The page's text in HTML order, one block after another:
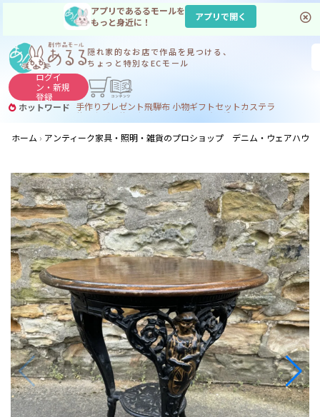
アプリであるるモールを
もっと身近に！
アプリで開く
隠れ家的なお店で作品を見つける、
ちょっと特別なECモール
ログイ
ン・新規
登録
ホットワード 手作りプレゼント飛騨布 小物ギフトセットカステラ
サヌカイト コーヒー
ジンギスカン
ホーム
アンティーク家具・照明・雑貨のプロショップ デニム・ウェアハウス